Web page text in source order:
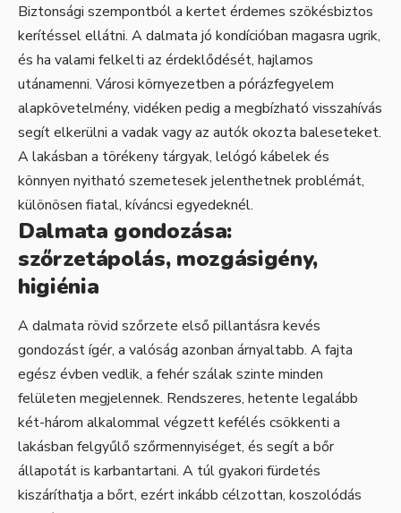
Biztonsági szempontból a kertet érdemes szökésbiztos
kerítéssel ellátni. A dalmata jó kondícióban magasra ugrik,
és ha valami felkelti az érdeklődését, hajlamos
utánamenni. Városi környezetben a pórázfegyelem
alapkövetelmény, vidéken pedig a megbízható visszahívás
segít elkerülni a vadak vagy az autók okozta baleseteket.
A lakásban a törékeny tárgyak, lelógó kábelek és
könnyen nyitható szemetesek jelenthetnek problémát,
különösen fiatal, kíváncsi egyedeknél.
Dalmata gondozása:
szőrzetápolás, mozgásigény,
higiénia
A dalmata rövid szőrzete első pillantásra kevés
gondozást ígér, a valóság azonban árnyaltabb. A fajta
egész évben vedlik, a fehér szálak szinte minden
felületen megjelennek. Rendszeres, hetente legalább
két-három alkalommal végzett kefélés csökkenti a
lakásban felgyűlő szőrmennyiséget, és segít a bőr
állapotát is karbantartani. A túl gyakori fürdetés
kiszáríthatja a bőrt, ezért inkább célzottan, koszolódás